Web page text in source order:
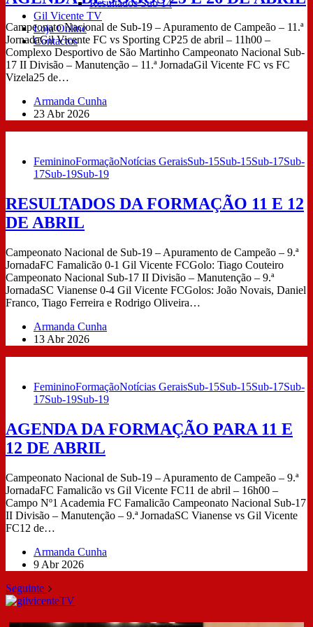
Resultados Sub 14
Gil Vicente TV
Loja Online
Contactos
Campeonato Nacional de Sub-19 – Apuramento de Campeão – 11.ª
JornadaGil Vicente FC vs Sporting CP25 de abril – 11h00 –
Complexo Desportivo de São Martinho Campeonato Nacional Sub-
17 II Divisão – Manutenção – 11.ª JornadaGil Vicente FC vs FC
Vizela25 de…
Armanda Cunha
23 Abr 2026
FemininoFormaçãoNotícias GeraisSub-15Sub-15Sub-17Sub-
17Sub-19Sub-19
RESULTADOS DA FORMAÇÃO 11 E 12
DE ABRIL
Campeonato Nacional de Sub-19 – Apuramento de Campeão – 9.ª
JornadaFC Famalicão 0-1 Gil Vicente FCGolo: Tiago Couteiro
Campeonato Nacional Sub-17 II Divisão – Manutenção – 9.ª
JornadaSC Vianense 0-4 Gil Vicente FCGolos: João Novais, Daniel
Franco, Tiago Ferreira e Rodrigo Oliveira…
Armanda Cunha
13 Abr 2026
FemininoFormaçãoNotícias GeraisSub-15Sub-15Sub-17Sub-
17Sub-19Sub-19
AGENDA DA FORMAÇÃO PARA 11 E
12 DE ABRIL
Campeonato Nacional de Sub-19 – Apuramento de Campeão – 9.ª
JornadaFC Famalicão vs Gil Vicente FC11 de abril – 16h00 –
Campo Nº1 Academia FC Famalicão Campeonato Nacional Sub-17
II Divisão – Manutenção – 9.ª JornadaSC Vianense vs Gil Vicente
FC12 de…
Armanda Cunha
9 Abr 2026
Seguinte